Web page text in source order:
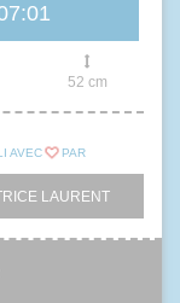
52 cm
AVEC PAR
LAURENT